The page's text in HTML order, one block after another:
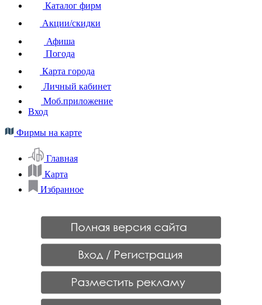
Каталог фирм
Акции/скидки
Афиша
Погода
Карта города
Личный кабинет
Моб.приложение
Вход
Фирмы на карте
Главная
Карта
Избранное